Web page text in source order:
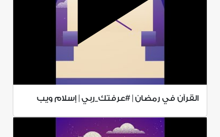
القرآن في رمضان | #عرفتك_ربي | إسلام ويب